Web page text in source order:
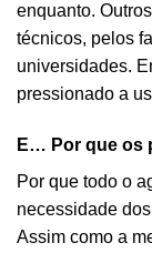
enquanto.
técnicos, pelos
universidades.
pressionado a
E… Por que os
Por que todo o
necessidade
Assim como a